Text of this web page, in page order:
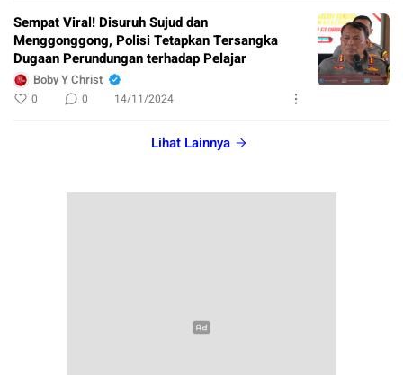
Sempat Viral! Disuruh Sujud dan
Menggonggong, Polisi Tetapkan Tersangka
Dugaan Perundungan terhadap Pelajar
Boby Y Christ
0 0 14/11/2024
Lihat Lainnya